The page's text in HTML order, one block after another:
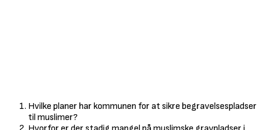
Hvilke planer har kommunen for at sikre begravelsespladser
til muslimer?